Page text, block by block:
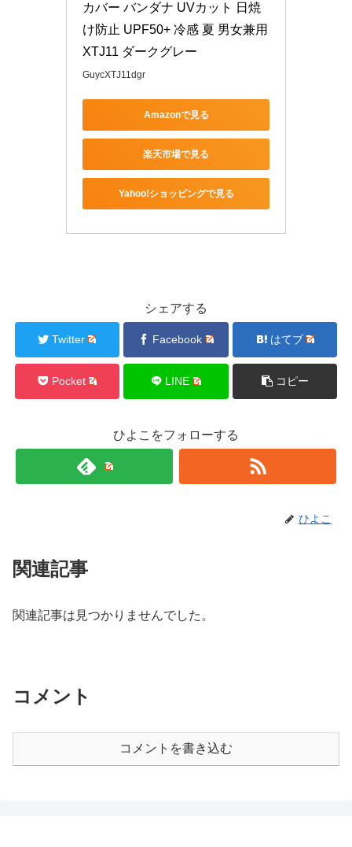
カバー バンダナ UVカット 日焼
け防止 UPF50+ 冷感 夏 男女兼用
XTJ11 ダークグレー
GuycXTJ11dgr
Amazonで見る
楽天市場で見る
Yahoo!ショッピングで見る
シェアする
Twitter Facebook はてブ
Pocket LINE コピー
ひよこをフォローする
ひよこ
関連記事
関連記事は見つかりませんでした。
コメント
コメントを書き込む